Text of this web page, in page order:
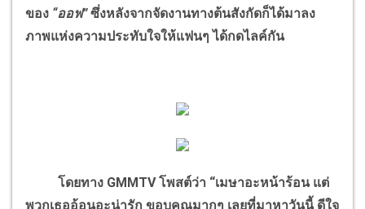
ของ “ออฟ”ซึ่งหลังจากจัดงานทางต้นสังกัดก็ได้มาลง
ภาพแห่งความประทับใจให้แฟนๆ ได้กดไลค์กัน
โดยทาง GMMTV โพสต์ว่า “เมษาอะหน้าร้อน แต่
พวกเธออ้อนอะน่ารัก ขอบคุณมากๆ เลยที่มาหาวันนี้ ดีใจ